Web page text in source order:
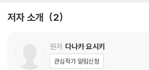
저자 소개 2
원저 다나카 요시키
관심작가 알림신청